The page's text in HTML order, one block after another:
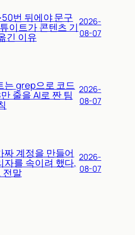
번 뒤에야 문구
이트가 콘텐츠 기
긴 이유
2026-
08-07
는 grep으로 코드
줄을 AI로 짠 팀
2026-
08-07
짜 계정을 만들어
자를 속이려 했다,
전말
2026-
08-07